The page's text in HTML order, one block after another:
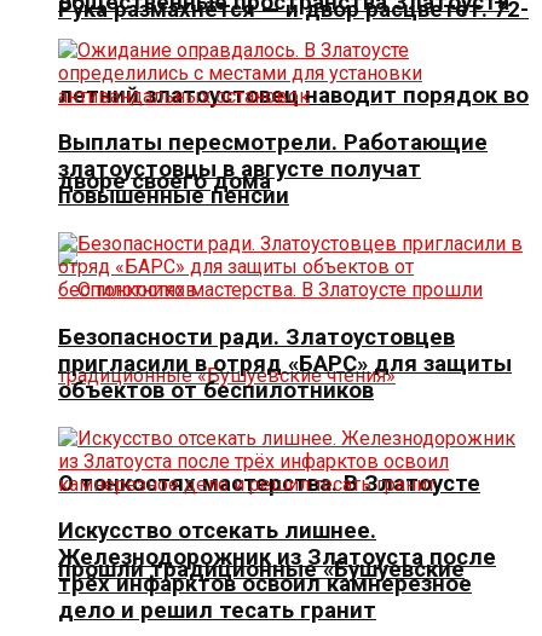
Рука размахнётся — и двор расцветёт. 72-
летний златоустовец наводит порядок во
дворе своего дома
О тонкостях мастерства. В Златоусте
прошли традиционные «Бушуевские
Выплаты пересмотрели. Работающие
златоустовцы в августе получат
повышенные пенсии
Безопасности ради. Златоустовцев
пригласили в отряд «БАРС» для защиты
объектов от беспилотников
Искусство отсекать лишнее.
Железнодорожник из Златоуста после
трёх инфарктов освоил камнерезное
дело и решил тесать гранит